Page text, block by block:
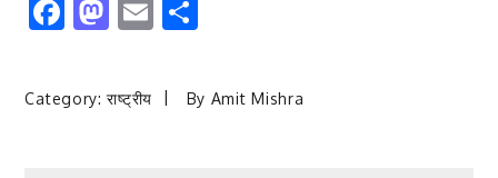
Facebook
Mastodon
Email
Category:राष्ट्रीय By Amit Mishra